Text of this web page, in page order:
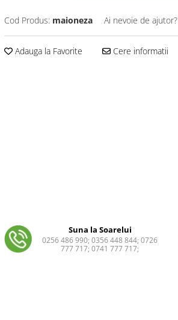
Cod Produs: maioneza Ai nevoie de ajutor?
Adauga la Favorite Cere informatii
Suna la Soarelui
0256 486 990; 0356 448 844; 0726
777 717; 0741 777 717;